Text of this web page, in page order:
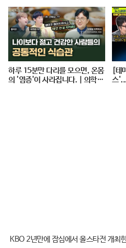
| 아
4F
하루 15분만 다리를 모으면, 온몸
의 '염증'이 사라집니다. | 의학박
[테
스
KBO 2년만에 잠심에서 올스타전 개최